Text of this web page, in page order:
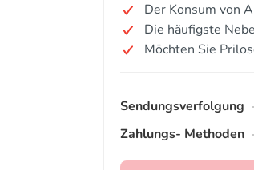
Der Konsum von
Die häufigste
Möchten Sie
Sendungsverfolgung
Zahlungs- Methoden